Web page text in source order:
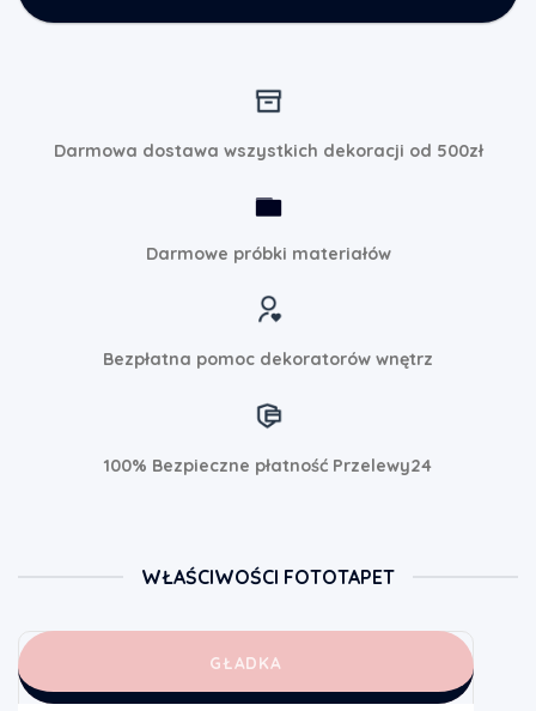
Darmowa dostawa wszystkich dekoracji od 500zł
Darmowe próbki materiałów
Bezpłatna pomoc dekoratorów wnętrz
100% Bezpieczne płatność Przelewy24
WŁAŚCIWOŚCI FOTOTAPET
GŁADKA